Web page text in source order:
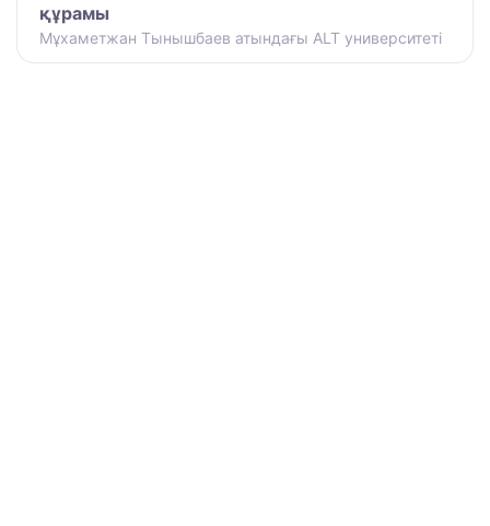
құрамы
Мұхаметжан Тынышбаев атындағы ALT университеті